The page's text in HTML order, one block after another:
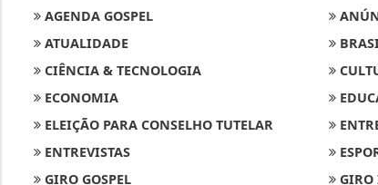
AGENDA GOSPEL
ATUALIDADE
CIÊNCIA & TECNOLOGIA
ECONOMIA
ELEIÇÃO PARA CONSELHO TUTELAR
ENTREVISTAS
GIRO GOSPEL
GIRO